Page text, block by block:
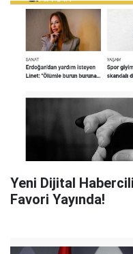
Yeni Dijital
Favori Yayında!